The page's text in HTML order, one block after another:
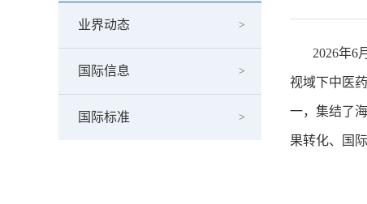
业界动态
国际信息
国际标准
2026年6月
视域下中医
一，集结了
果转化、国